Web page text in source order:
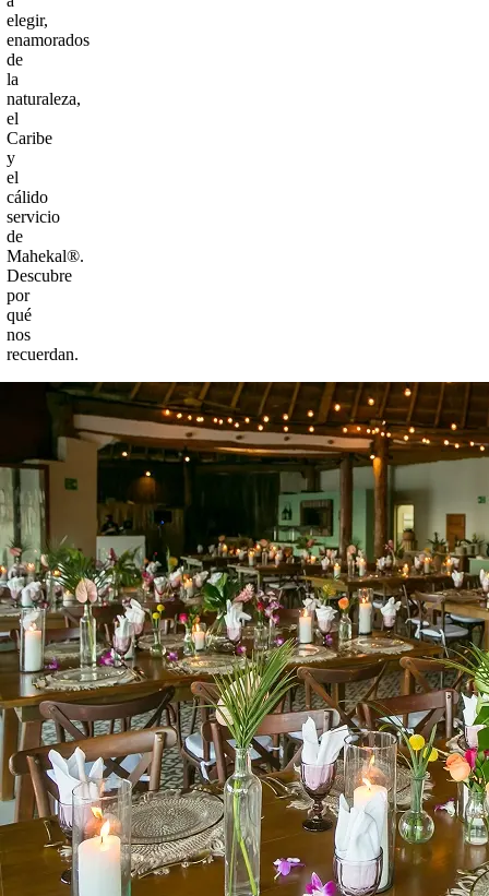
elegir,
enamorados
de
la
naturaleza,
el
Caribe
y
el
cálido
servicio
de
Mahekal®.
Descubre
por
qué
nos
recuerdan.